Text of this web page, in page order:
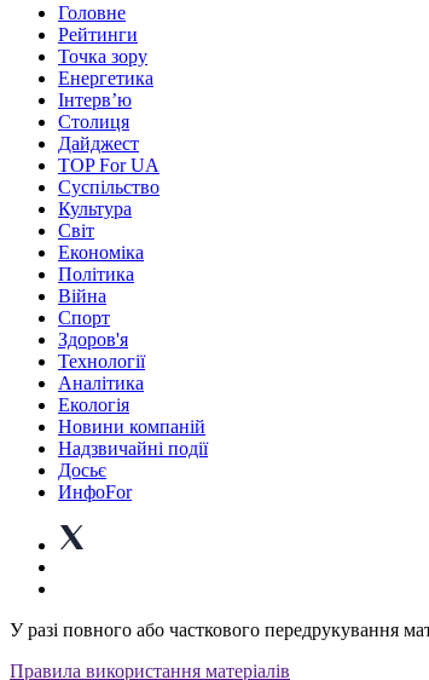
Головне
Рейтинги
Точка зору
Енергетика
Інтерв’ю
Столиця
Дайджест
TOP For UA
Суспiльство
Культура
Світ
Економіка
Політика
Війна
Спорт
Здоров'я
Технології
Аналітика
Екологія
Новини компаній
Надзвичайні події
Досьє
ИнфоFor
У разі повного або часткового передрукування
Правила використання матеріалів